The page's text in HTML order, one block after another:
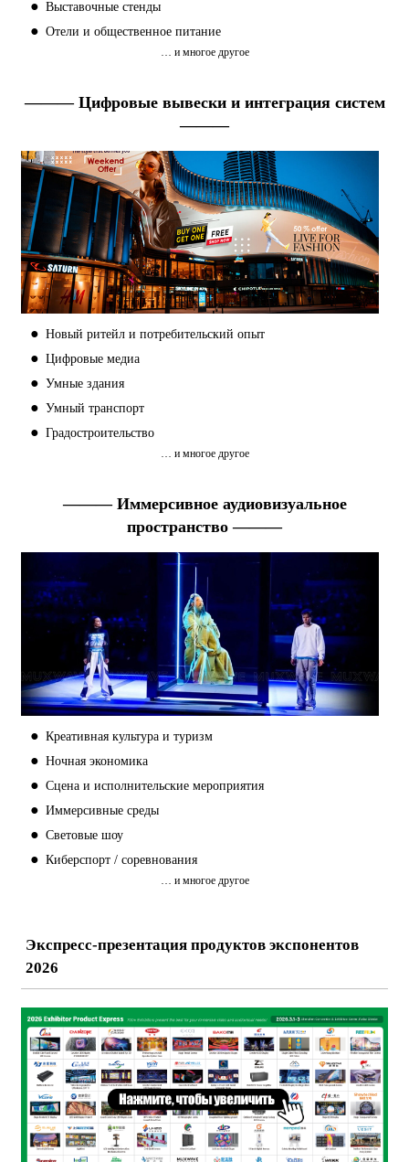
● Выставочные стенды
● Отели и общественное питание
… и многое другое
——— Цифровые вывески и интеграция систем
———
● Новый ритейл и потребительский опыт
● Цифровые медиа
● Умные здания
● Умный транспорт
● Градостроительство
… и многое другое
——— Иммерсивное аудиовизуальное
пространство ———
● Креативная культура и туризм
● Ночная экономика
● Сцена и исполнительские мероприятия
● Иммерсивные среды
● Световые шоу
● Киберспорт / соревнования
… и многое другое
Экспресс-презентация продуктов экспонентов
2026